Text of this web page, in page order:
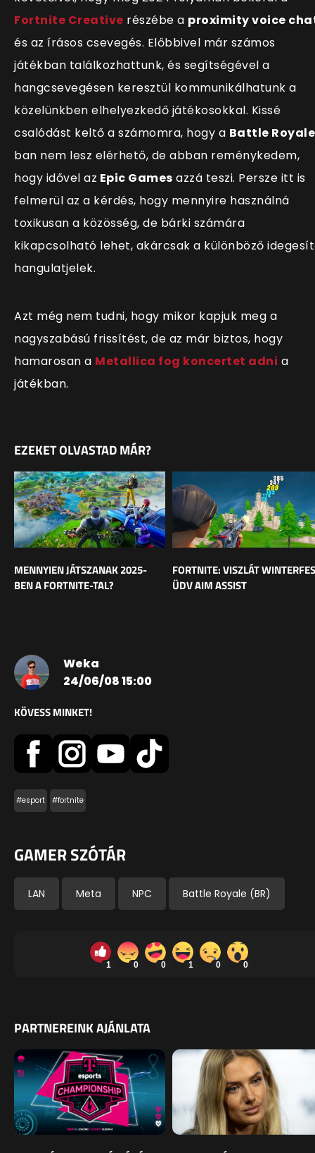
Fortnite Creative részébe a proximity voice
és az írásos csevegés. Előbbivel már számos
játékban találkozhattunk, és segítségével a
hangcsevegésen keresztül kommunikálhatunk a
közelünkben elhelyezkedő játékosokkal. Kissé
csalódást keltő a számomra, hogy a Battle Royale
ban nem lesz elérhető, de abban reménykedem,
hogy idővel az Epic Games azzá teszi. Persze itt is
felmerül az a kérdés, hogy mennyire használná
toxikusan a közösség, de bárki számára
kikapcsolható lehet, akárcsak a különböző
hangulatjelek.
Azt még nem tudni, hogy mikor kapjuk meg a
nagyszabású frissítést, de az már biztos, hogy
hamarosan a Metallica fog koncertet adni a
játékban.
EZEKET OLVASTAD MÁR?
MENNYIEN JÁTSZANAK 2025-
BEN A FORTNITE-TAL?
FORTNITE: VISZLÁT
ÜDV AIM ASSIST
Weka
24/06/08 15:00
KÖVESS MINKET!
#esport #fortnite
GAMER SZÓTÁR
LAN Meta NPC Battle Royale (BR)
1 0 0 1 0 0
PARTNEREINK AJÁNLATA